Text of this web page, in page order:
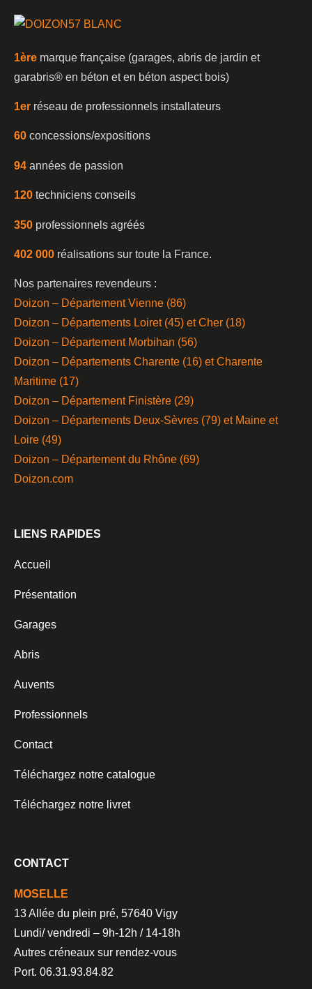
1ère marque française (garages, abris de jardin et
garabris®️ en béton et en béton aspect bois)
1er réseau de professionnels installateurs
60 concessions/expositions
94 années de passion
120 techniciens conseils
350 professionnels agréés
402 000 réalisations sur toute la France.
Nos partenaires revendeurs :
Doizon – Département Vienne (86)
Doizon – Départements Loiret (45) et Cher (18)
Doizon – Département Morbihan (56)
Doizon – Départements Charente (16) et Charente
Maritime (17)
Doizon – Département Finistère (29)
Doizon – Départements Deux-Sèvres (79) et Maine et
Loire (49)
Doizon – Département du Rhône (69)
Doizon.com
LIENS RAPIDES
Accueil
Présentation
Garages
Abris
Auvents
Professionnels
Contact
Téléchargez notre catalogue
Téléchargez notre livret
CONTACT
MOSELLE
13 Allée du plein pré, 57640 Vigy
Lundi/ vendredi – 9h-12h / 14-18h
Autres créneaux sur rendez-vous
Port. 06.31.93.84.82